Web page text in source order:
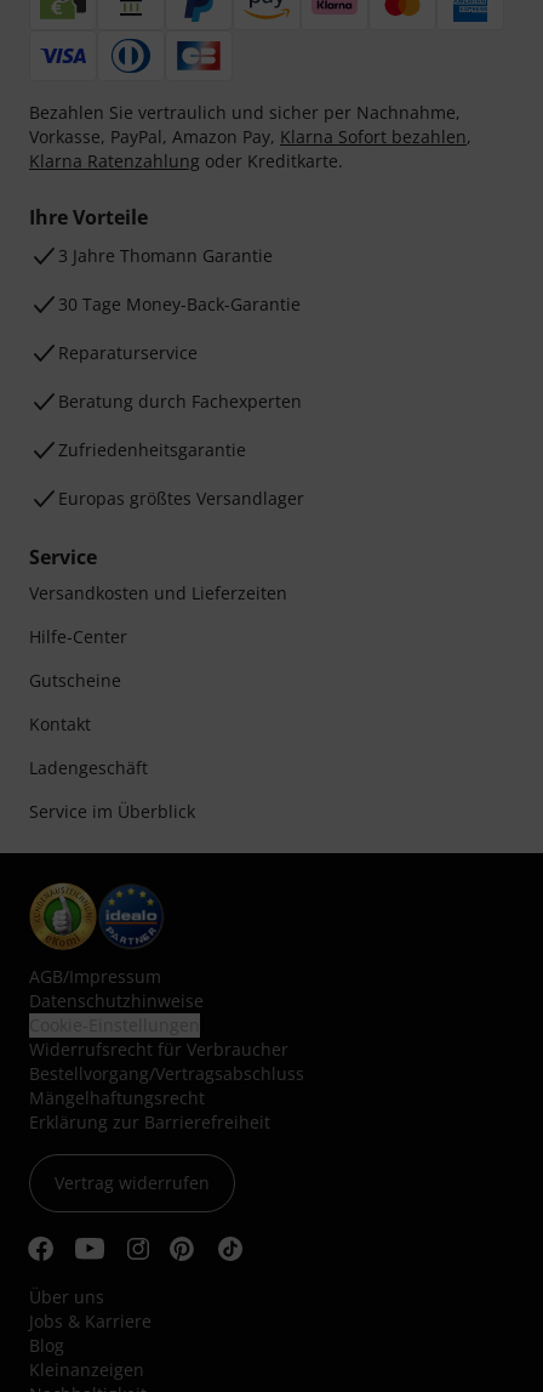
Bezahlen Sie vertraulich und sicher per Nachnahme,
Vorkasse, PayPal, Amazon Pay, Klarna Sofort bezahlen,
Klarna Ratenzahlung oder Kreditkarte.
Ihre Vorteile
3 Jahre Thomann Garantie
30 Tage Money-Back-Garantie
Reparaturservice
Beratung durch Fachexperten
Zufriedenheitsgarantie
Europas größtes Versandlager
Service
Versandkosten und Lieferzeiten
Hilfe-Center
Gutscheine
Kontakt
Ladengeschäft
Service im Überblick
AGB/Impressum
Datenschutzhinweise
Widerrufsrecht für Verbraucher
Bestellvorgang/Vertragsabschluss
Mängelhaftungsrecht
Erklärung zur Barrierefreiheit
Vertrag widerrufen
Über uns
Jobs & Karriere
Blog
Kleinanzeigen